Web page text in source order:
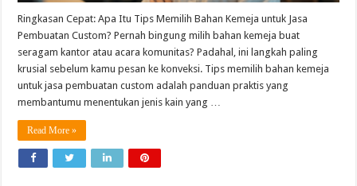
Ringkasan Cepat: Apa Itu Tips Memilih Bahan Kemeja untuk Jasa
Pembuatan Custom? Pernah bingung milih bahan kemeja buat
seragam kantor atau acara komunitas? Padahal, ini langkah paling
krusial sebelum kamu pesan ke konveksi. Tips memilih bahan kemeja
untuk jasa pembuatan custom adalah panduan praktis yang
membantumu menentukan jenis kain yang …
Read More »